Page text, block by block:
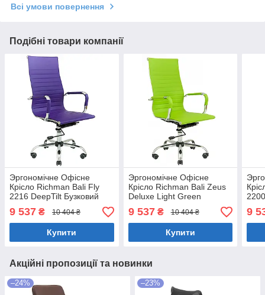
Всі умови повернення
Подібні товари компанії
Эргономічне Офісне
Крісло Richman Bali Fly
2216 DeepTilt Бузковий
9 537 ₴ 10 404 ₴
Купити
Эргономічне Офісне
Крісло Richman Bali Zeus
Deluxe Light Green
DeepTilt Салатовий
9 537₴ 10 404 ₴
Купити
9
Акційні пропозиції та новинки
–24% –23%